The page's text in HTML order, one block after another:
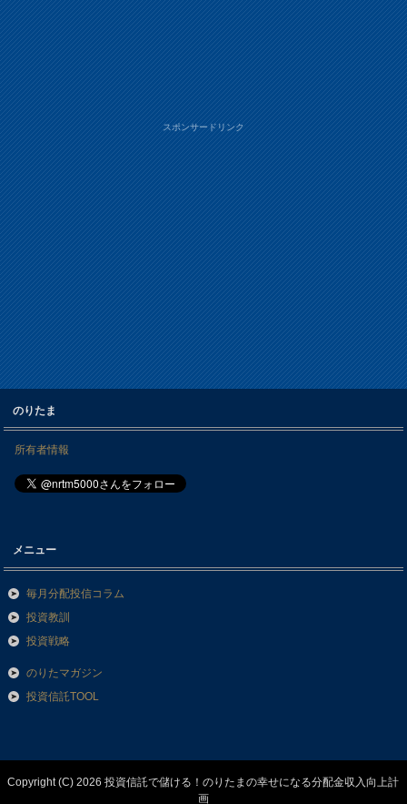
スポンサードリンク
のりたま
所有者情報
メニュー
毎月分配投信コラム
投資教訓
投資戦略
のりたマガジン
投資信託TOOL
Copyright (C) 2026 投資信託で儲ける！のりたまの幸せになる分配金収入向上計
画